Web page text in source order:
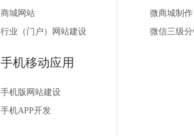
商城网站
行业（门户）网站建设
手机移动应用
手机版网站建设
手机APP开发
微商城制作
微信三级